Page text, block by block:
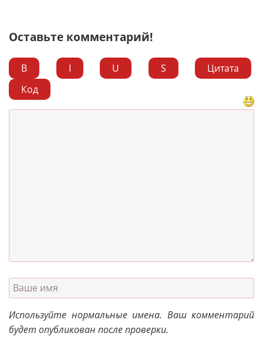
Оставьте комментарий!
B I U S
Цитата
Код
Используйте нормальные имена. Ваш комментарий
будет опубликован после проверки.